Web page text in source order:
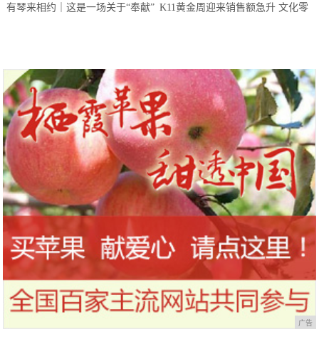
有琴来相约｜这是一场关于“奉献” K11黄金周迎来销售额急升 文化零
广告